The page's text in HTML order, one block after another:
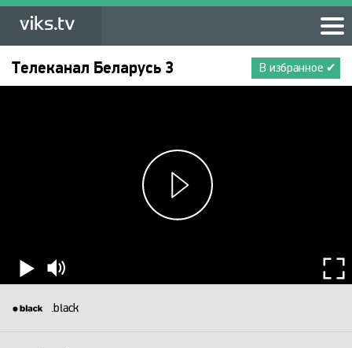
В избранное ✔
Телеканал Беларусь 3
.black